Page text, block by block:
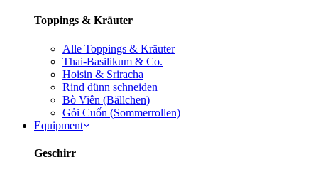
Toppings & Kräuter
Alle Toppings & Kräuter
Thai-Basilikum & Co.
Hoisin & Sriracha
Rind dünn schneiden
Bò Viên (Bällchen)
Gỏi Cuốn (Sommerrollen)
Equipment
Geschirr